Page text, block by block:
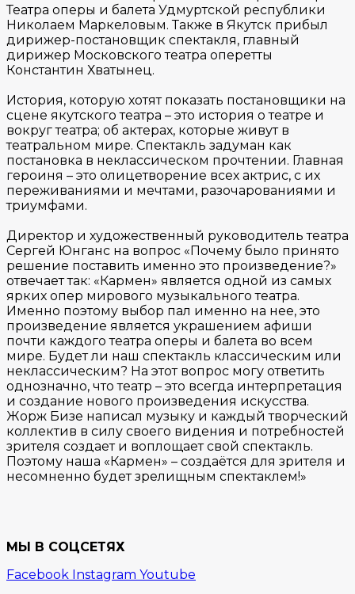
Театра оперы и балета Удмуртской республики
Николаем Маркеловым. Также в Якутск прибыл
дирижер-постановщик спектакля, главный
дирижер Московского театра оперетты
Константин Хватынец.
История, которую хотят показать постановщики на
сцене якутского театра – это история о театре и
вокруг театра; об актерах, которые живут в
театральном мире. Спектакль задуман как
постановка в неклассическом прочтении. Главная
героиня – это олицетворение всех актрис, с их
переживаниями и мечтами, разочарованиями и
триумфами.
Директор и художественный руководитель театра
Сергей Юнганс на вопрос «Почему было принято
решение поставить именно это произведение?»
отвечает так: «Кармен» является одной из самых
ярких опер мирового музыкального театра.
Именно поэтому выбор пал именно на нее, это
произведение является украшением афиши
почти каждого театра оперы и балета во всем
мире. Будет ли наш спектакль классическим или
неклассическим? На этот вопрос могу ответить
однозначно, что театр – это всегда интерпретация
и создание нового произведения искусства.
Жорж Бизе написал музыку и каждый творческий
коллектив в силу своего видения и потребностей
зрителя создает и воплощает свой спектакль.
Поэтому наша «Кармен» – создаётся для зрителя и
несомненно будет зрелищным спектаклем!»
МЫ В СОЦСЕТЯХ
Facebook Instagram Youtube